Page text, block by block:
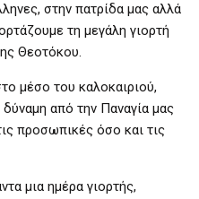
στην πατρίδα μας αλλά
τη μεγάλη γιορτή
Θεοτόκου.
μέσο του καλοκαιριού,
από την Παναγία μας
προσωπικές όσο και τις
μια ημέρα γιορτής,